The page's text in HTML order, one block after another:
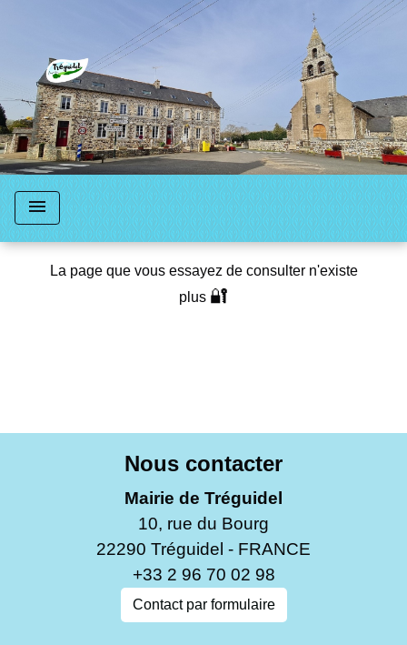
menu
La page que vous essayez de consulter n'existe
plus 🔐
Nous contacter
Mairie de Tréguidel
10, rue du Bourg
22290 Tréguidel - FRANCE
+33 2 96 70 02 98
Contact par formulaire